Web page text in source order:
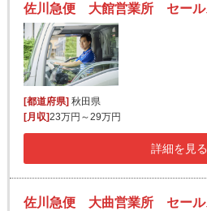
[都道府県]秋田県
[月収]23万円～29万円
詳細を見る